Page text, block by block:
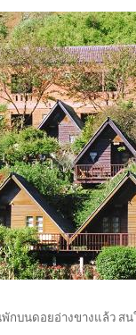
กบนดอยอ่างขางแล้ว ส